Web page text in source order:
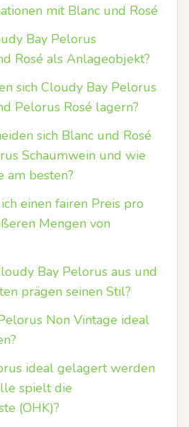
mit Blanc und Rosé
Bay Pelorus
Rosé als Anlageobjekt?
sich Cloudy Bay Pelorus
Pelorus Rosé lagern?
sich Blanc und Rosé
Schaumwein und wie
am besten?
einen fairen Preis pro
Mengen von
Bay Pelorus aus und
prägen seinen Stil?
Non Vintage ideal
ideal gelagert werden
spielt die
(OHK)?